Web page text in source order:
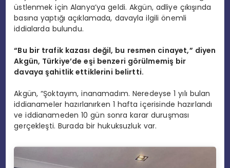
üstlenmek için Alanya’ya geldi. Akgün, adliye çıkışında
basına yaptığı açıklamada, davayla ilgili önemli
iddialarda bulundu.
“Bu bir trafik kazası değil, bu resmen cinayet,” diyen
Akgün, Türkiye’de eşi benzeri görülmemiş bir
davaya şahitlik ettiklerini belirtti.
Akgün, “Şoktayım, inanamadım. Neredeyse 1 yılı bulan
iddianameler hazırlanırken 1 hafta içerisinde hazırlandı
ve iddianameden 10 gün sonra karar duruşması
gerçekleşti. Burada bir hukuksuzluk var.